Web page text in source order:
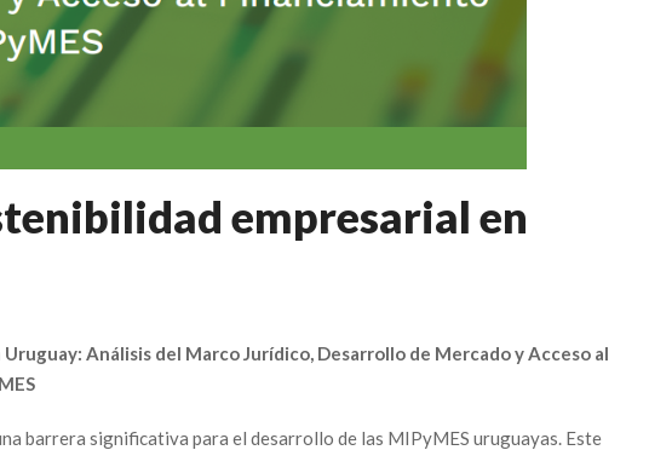
empresarial en
Análisis del Marco Jurídico, Desarrollo de Mercado y Acceso al
barrera significativa para el desarrollo de las MIPyMES uruguayas. Este